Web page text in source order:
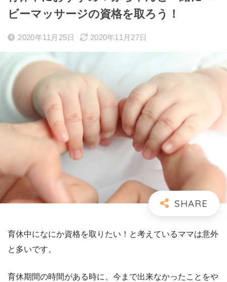
ビーマッサージの資格を取ろう！
2020年11月25日 2020年11月27日
育休中になにか資格を取りたい！と考えているママは意外
と多いです。
育休期間の時間がある時に、今まで出来なかったことをや